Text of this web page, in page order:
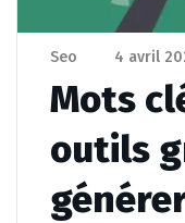
Seo 4 avril
Mots
outils